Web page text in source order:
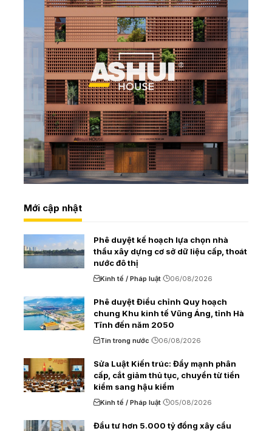
Mới cập nhật
Phê duyệt kế hoạch lựa chọn nhà
thầu xây dựng cơ sở dữ liệu cấp, thoát
nước đô thị
Kinh tế / Pháp luật 06/08/2026
Phê duyệt Điều chỉnh Quy hoạch
chung Khu kinh tế Vũng Áng, tỉnh Hà
Tĩnh đến năm 2050
Tin trong nước 06/08/2026
Sửa Luật Kiến trúc: Đẩy mạnh phân
cấp, cắt giảm thủ tục, chuyển từ tiền
kiểm sang hậu kiểm
Kinh tế / Pháp luật 05/08/2026
Đầu tư hơn 5.000 tỷ đồng xây cầu